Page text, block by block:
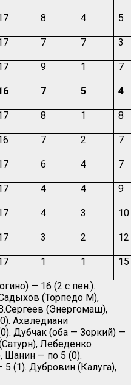
8 4 5
7 7 3
9 1 7
7 5 4
8 1 8
7 2 7
6 4 7
4 4 9
4 3 10
3 2 12
1 1 15
— 16 (2 с пен.).
(Торпедо М),
(Энергомаш),
Ахвледиани
Дубчак (оба — Зоркий) —
Лебеденко
Шанин — по 5 (0).
(1). Дубровин (Калуга),